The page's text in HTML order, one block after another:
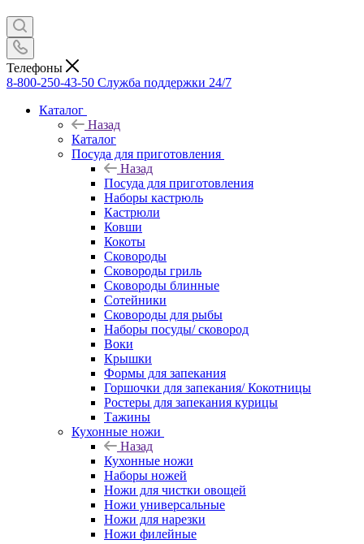
Телефоны
8-800-250-43-50 Служба поддержки 24/7
Каталог
Назад
Каталог
Посуда для приготовления
Назад
Посуда для приготовления
Наборы кастрюль
Кастрюли
Ковши
Кокоты
Сковороды
Сковороды гриль
Сковороды блинные
Сотейники
Сковороды для рыбы
Наборы посуды/ сковород
Воки
Крышки
Формы для запекания
Горшочки для запекания/ Кокотницы
Ростеры для запекания курицы
Тажины
Кухонные ножи
Назад
Кухонные ножи
Наборы ножей
Ножи для чистки овощей
Ножи универсальные
Ножи для нарезки
Ножи филейные